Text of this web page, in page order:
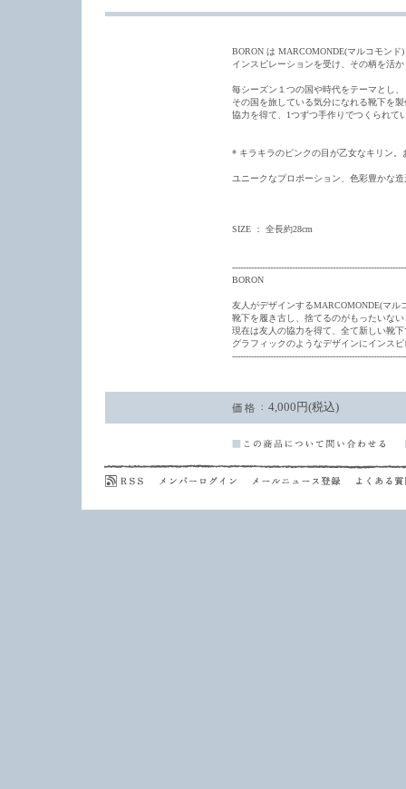
BORON は MARCOMONDE(マルコモンド
インスピレーションを受け、その柄を活
毎シーズン１つの国や時代をテーマとし、
その国を旅している気分になれる靴下を
協力を得て、1つずつ手作りでつくられて
* キラキラのピンクの目が乙女なキリン。
ユニークなプロポーション、色彩豊かな
SIZE ： 全長約28cm
BORON
友人がデザインするMARCOMONDE(マル
靴下を履き古し、捨てるのがもったいな
現在は友人の協力を得て、全て新しい靴下
グラフィックのようなデザインにインス
4,000円(税込)